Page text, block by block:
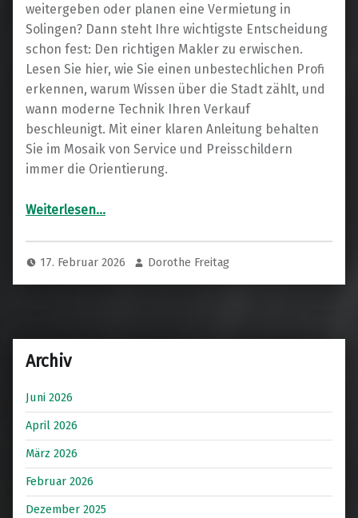
weitergeben oder planen eine Vermietung in
Solingen? Dann steht Ihre wichtigste Entscheidung
schon fest: Den richtigen Makler zu erwischen.
Lesen Sie hier, wie Sie einen unbestechlichen Profi
erkennen, warum Wissen über die Stadt zählt, und
wann moderne Technik Ihren Verkauf
beschleunigt. Mit einer klaren Anleitung behalten
Sie im Mosaik von Service und Preisschildern
immer die Orientierung.
Weiterlesen“Ein offenes Wort beim Immobilienkauf: So finden Sie einen echten Kenner in Solingen”
…
17. Februar 2026 Dorothe Freitag
Archiv
Juni 2026
April 2026
März 2026
Februar 2026
Dezember 2025